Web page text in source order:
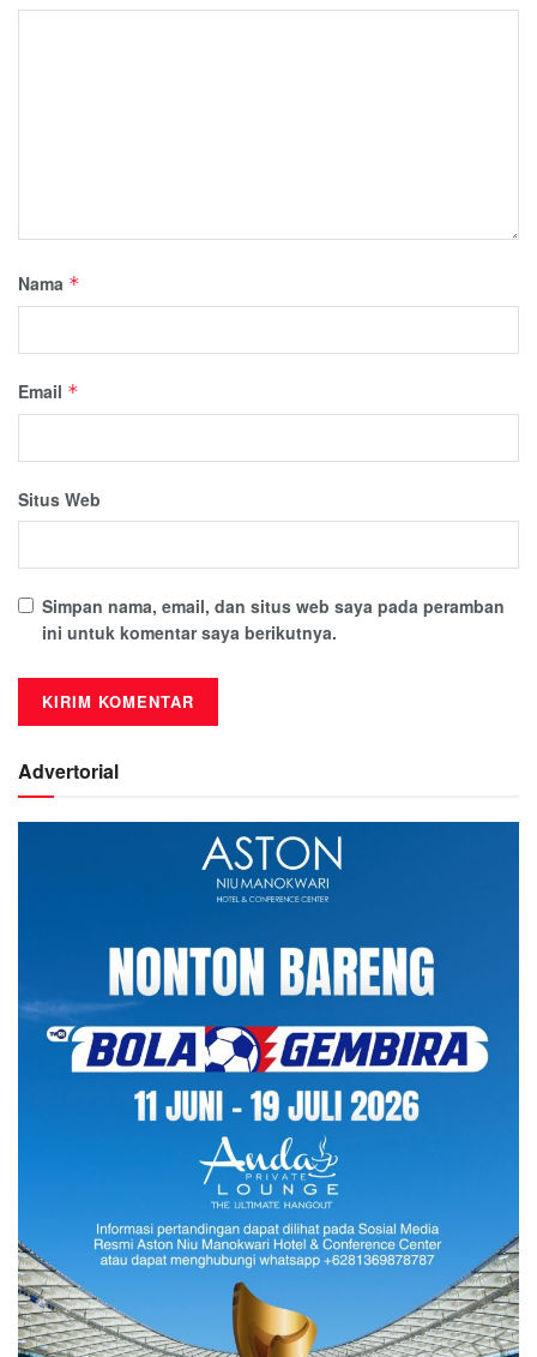
Nama *
Email *
Situs Web
Simpan nama, email, dan situs web saya pada peramban
ini untuk komentar saya berikutnya.
Advertorial